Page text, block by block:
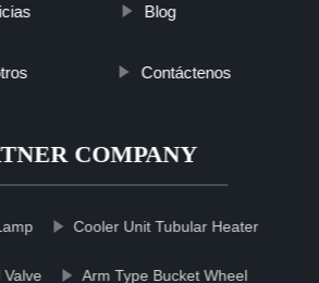
Blog
Contáctenos
COMPANY
Cooler Unit Tubular Heater
Valve Arm Type Bucket Wheel